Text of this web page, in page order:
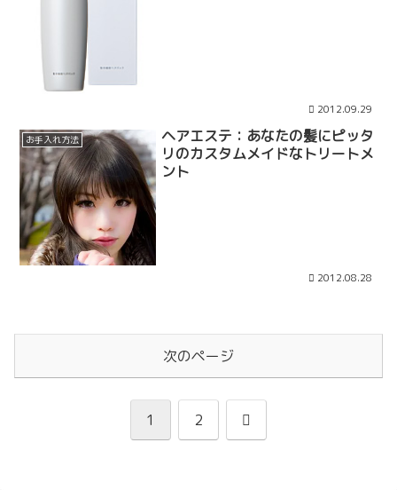
2012.09.29
お手入れ方法
ヘアエステ：あなたの髪にピッタ
リのカスタムメイドなトリートメ
ント
2012.08.28
次のページ
1 2
次